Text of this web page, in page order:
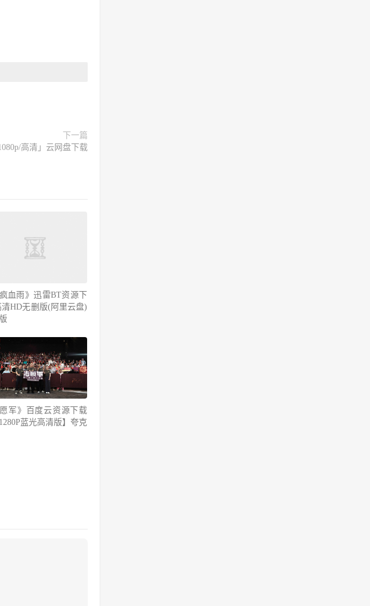
下一篇
高清」云网盘下载
疯血雨》迅雷BT资源下
HD无删版(阿里云盘)
愿军》百度云资源下载
蓝光高清版】夸克